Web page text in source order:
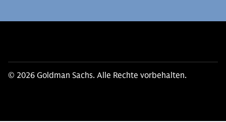
© 2026 Goldman Sachs. Alle Rechte vorbehalten.